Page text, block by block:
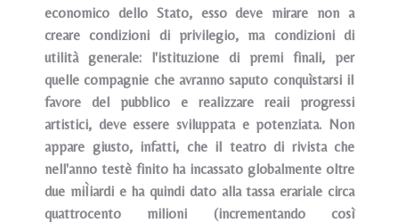
economico dello Stato, esso deve mirare non a
creare condizioni di privilegio, ma condizioni di
utilità generale: l'istituzione di premi finali, per
quelle compagnie che avranno saputo conquìstarsi iI
favore del pubblico e realizzare reaii progressi
artistici, deve essere sviluppata e potenziata. Non
appare giusto, infatti, che il teatro di rivista che
nell'anno testè finito ha incassato globalmente oltre
due miÌiardi e ha quindi dato alla tassa erariale circa
quattrocento milioni (incrementando così